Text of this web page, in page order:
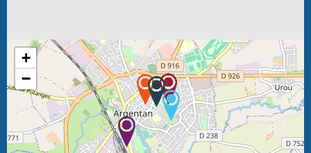
+
−